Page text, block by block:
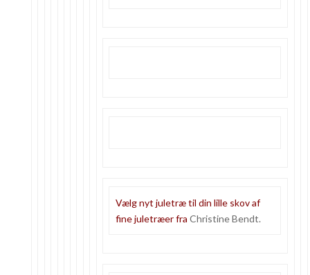
Vælg nyt juletræ til din lille skov af
fine juletræer fra Christine Bendt.